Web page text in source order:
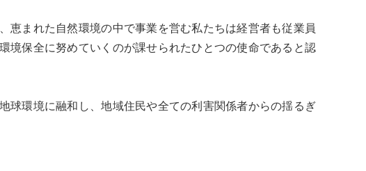
恵まれた自然環境の中で事業を営む私たちは経営者も従業員
境保全に努めていくのが課せられたひとつの使命であると認
球環境に融和し、地域住民や全ての利害関係者からの揺るぎ